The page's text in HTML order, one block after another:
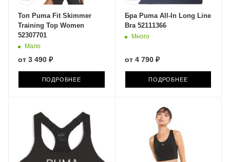
Топ Puma Fit Skimmer
Training Top Women
52307701
Мало
от 3 490 ₽
ПОДРОБНЕЕ
Бра Puma All-In Long Line
Bra 52111366
Много
от 4 790 ₽
ПОДРОБНЕЕ